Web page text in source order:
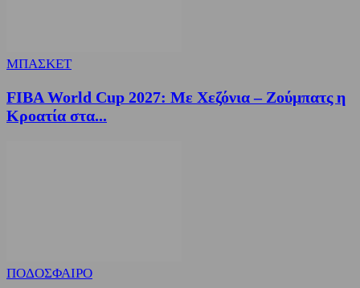
ΜΠΑΣΚΕΤ
FIBA World Cup 2027: Με Χεζόνια – Ζούμπατς η
Κροατία στα...
ΠΟΔΟΣΦΑΙΡΟ